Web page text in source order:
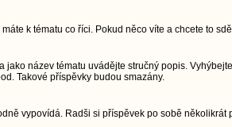
k tématu co říci. Pokud něco víte a chcete to
jako název tématu uvádějte stručný popis.
Takové příspěvky budou smazány.
vypovídá. Radši si příspěvek po sobě několikrát